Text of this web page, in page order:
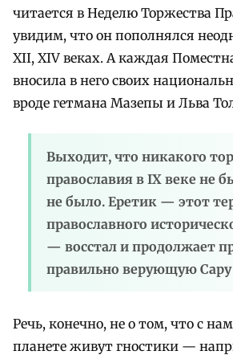
читается в Неделю Торжества
увидим, что он пополнялся
XII, XIV веках. А каждая
вносила в него своих
вроде гетмана Мазепы и Льва
Выходит, что никакого
православия в IX веке не
не было. Еретик — этот
православного
— восстал и продолжает
правильно верующую
Речь, конечно, не о том, что с
планете живут гностики —